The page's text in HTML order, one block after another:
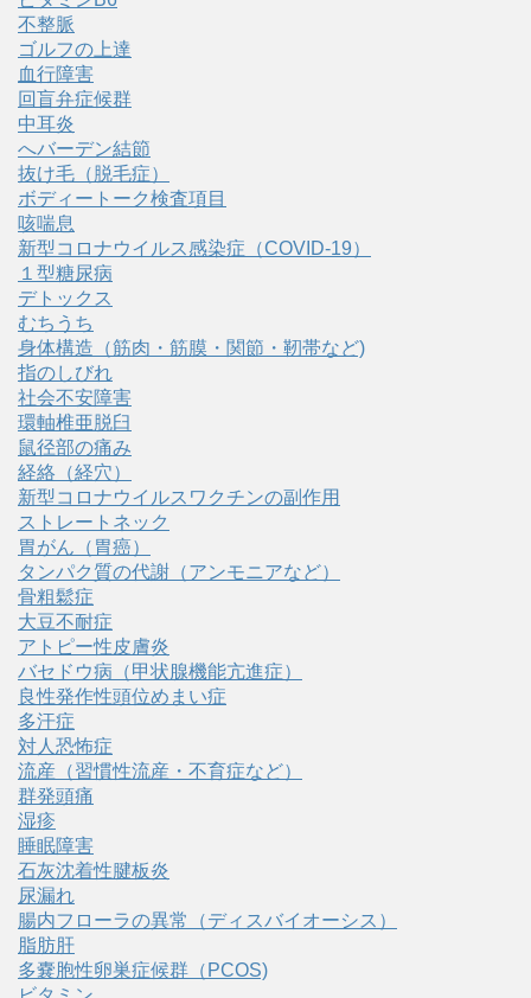
不整脈
ゴルフの上達
血行障害
回盲弁症候群
中耳炎
へバーデン結節
抜け毛（脱毛症）
ボディートーク検査項目
咳喘息
新型コロナウイルス感染症（COVID‑19）
１型糖尿病
デトックス
むちうち
身体構造（筋肉・筋膜・関節・靭帯など)
指のしびれ
社会不安障害
環軸椎亜脱臼
鼠径部の痛み
経絡（経穴）
新型コロナウイルスワクチンの副作用
ストレートネック
胃がん（胃癌）
タンパク質の代謝（アンモニアなど）
骨粗鬆症
大豆不耐症
アトピー性皮膚炎
バセドウ病（甲状腺機能亢進症）
良性発作性頭位めまい症
多汗症
対人恐怖症
流産（習慣性流産・不育症など）
群発頭痛
湿疹
睡眠障害
石灰沈着性腱板炎
尿漏れ
腸内フローラの異常（ディスバイオーシス）
脂肪肝
多嚢胞性卵巣症候群（PCOS)